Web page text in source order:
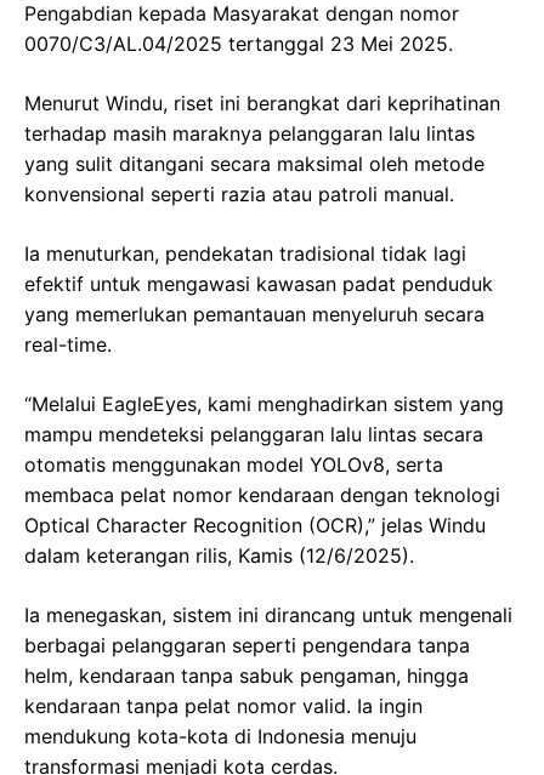
Pengabdian kepada Masyarakat dengan nomor
0070/C3/AL.04/2025 tertanggal 23 Mei 2025.
Menurut Windu, riset ini berangkat dari keprihatinan
terhadap masih maraknya pelanggaran lalu lintas
yang sulit ditangani secara maksimal oleh metode
konvensional seperti razia atau patroli manual.
Ia menuturkan, pendekatan tradisional tidak lagi
efektif untuk mengawasi kawasan padat penduduk
yang memerlukan pemantauan menyeluruh secara
real-time.
“Melalui EagleEyes, kami menghadirkan sistem yang
mampu mendeteksi pelanggaran lalu lintas secara
otomatis menggunakan model YOLOv8, serta
membaca pelat nomor kendaraan dengan teknologi
Optical Character Recognition (OCR),” jelas Windu
dalam keterangan rilis, Kamis (12/6/2025).
Ia menegaskan, sistem ini dirancang untuk mengenali
berbagai pelanggaran seperti pengendara tanpa
helm, kendaraan tanpa sabuk pengaman, hingga
kendaraan tanpa pelat nomor valid. Ia ingin
mendukung kota-kota di Indonesia menuju
transformasi menjadi kota cerdas.